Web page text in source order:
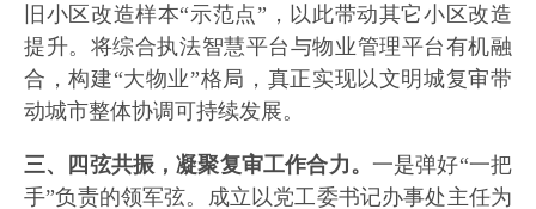
旧小区改造样本“示范点”，以此带动其它小区改造
提升。将综合执法智慧平台与物业管理平台有机融
合，构建“大物业”格局，真正实现以文明城复审带
动城市整体协调可持续发展。
三、四弦共振，凝聚复审工作合力。 一是弹好“一把
手”负责的领军弦。成立以党工委书记办事处主任为